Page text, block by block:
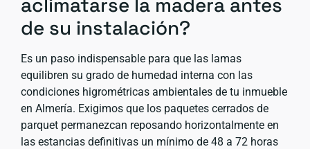
de su instalación?
Es un paso indispensable para que las lamas
equilibren su grado de humedad interna con las
condiciones higrométricas ambientales de tu inmueble
en Almería. Exigimos que los paquetes cerrados de
parquet permanezcan reposando horizontalmente en
las estancias definitivas un mínimo de 48 a 72 horas